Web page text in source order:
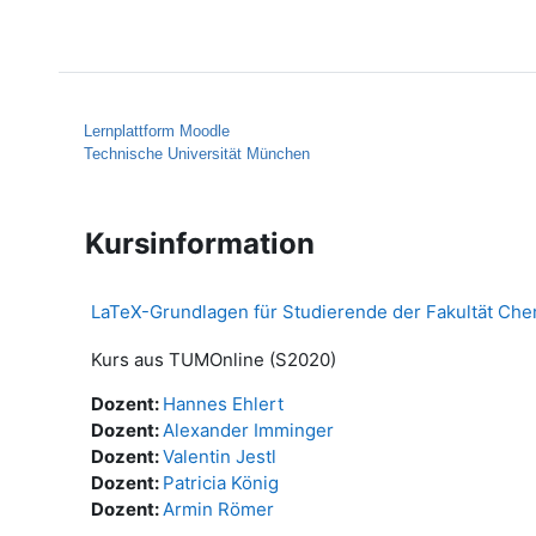
Lernplattform Moodle
Technische Universität München
Kursinformation
LaTeX-Grundlagen für Studierende der Fakultät
Kurs aus TUMOnline (S2020)
Dozent: Hannes Ehlert
Dozent:Alexander Imminger
Dozent:Valentin Jestl
Dozent: Patricia König
Dozent:Armin Römer